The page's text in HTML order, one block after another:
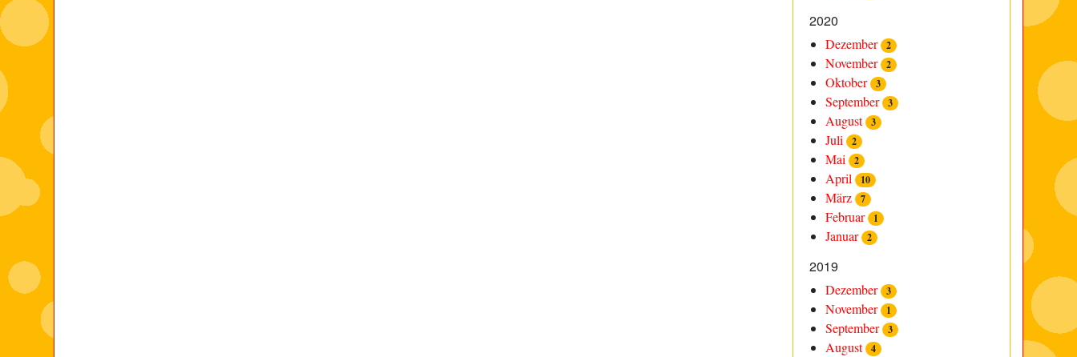
2020
Dezember 2
November 2
Oktober 3
September 3
August 3
Juli 2
Mai 2
April 10
März 7
Februar 1
Januar 2
2019
Dezember 3
November 1
September 3
August 4